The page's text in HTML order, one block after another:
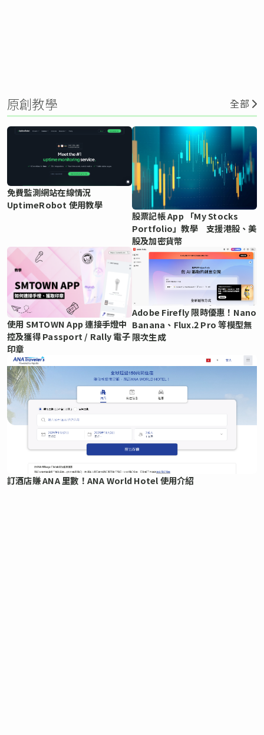
原創教學 全部
免費監測網站在線情況
UptimeRobot 使用教學
股票記帳 App 「My Stocks
Portfolio」教學 支援港股、美
股及加密貨幣
使用 SMTOWN App 連接手燈中
控及獲得 Passport / Rally 電子
印章
Adobe Firefly 限時優惠！Nano
Banana、Flux.2 Pro 等模型無
限次生成
訂酒店賺 ANA 里數！ANA World Hotel 使用介紹